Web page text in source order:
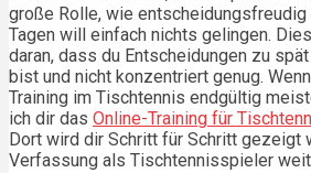
große Rolle, wie entscheidungsfreudig
Tagen will einfach nichts gelingen.
daran, dass du Entscheidungen zu
bist und nicht konzentriert genug.
Training im Tischtennis endgültig
ich dir das Online-Training für
Dort wird dir Schritt für Schritt gezeigt
Verfassung als Tischtennisspieler